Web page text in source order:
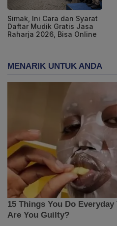
Simak, Ini Cara dan Syarat
Daftar Mudik Gratis Jasa
Raharja 2026, Bisa Online